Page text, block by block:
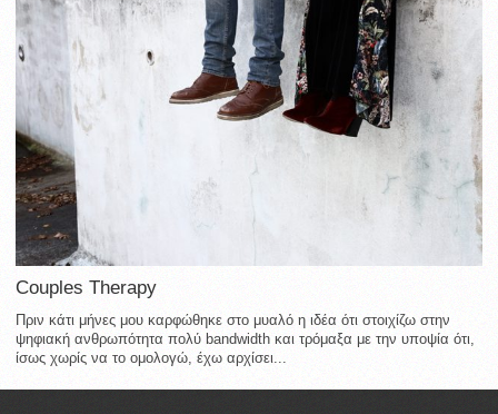
Couples Therapy
Πριν κάτι μήνες μου καρφώθηκε στο μυαλό η ιδέα ότι στοιχίζω στην
ψηφιακή ανθρωπότητα πολύ bandwidth και τρόμαξα με την υποψία ότι,
ίσως χωρίς να το ομολογώ, έχω αρχίσει...